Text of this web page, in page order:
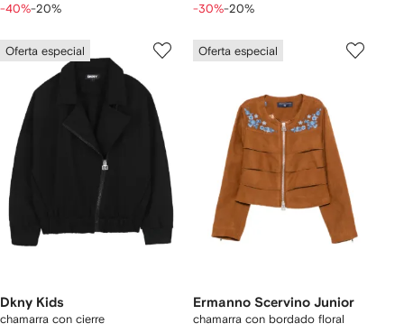
-40%-20% -30%-20%
Oferta especial
Dkny Kids
chamarra con cierre
Oferta especial
Ermanno Scervino Junior
chamarra con bordado floral